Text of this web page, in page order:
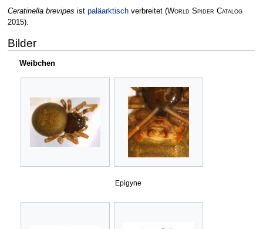
Ceratinella brevipes ist paläarktischverbreitet (World Spider Catalog
2015).
Bilder
Weibchen
Epigyne